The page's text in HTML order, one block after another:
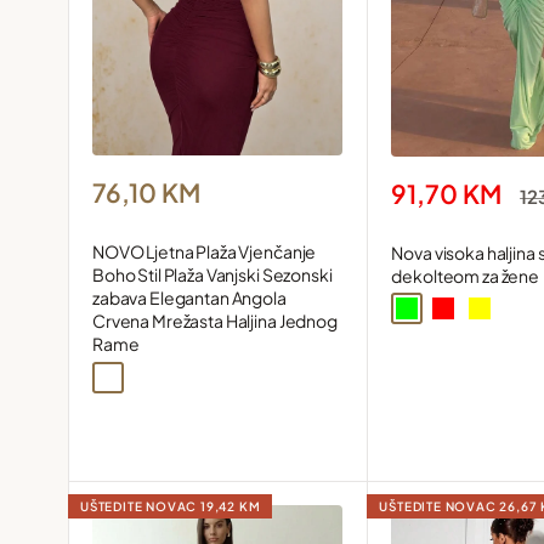
Snižena
cijena
76,10 KM
NOVO Ljetna Plaža Vjenčanje
Boho Stil Plaža Vanjski Sezonski
zabava Elegantan Angola
Crvena Mrežasta Haljina Jednog
Rame
Snižena
cijena
91,70 KM
Nova visoka haljina
dekolteom za žene
UŠTEDITE NOVAC19,42 KM UŠTEDITE NOVAC26,67